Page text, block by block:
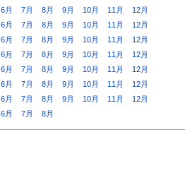
6月 7月 8月 9月 10月 11月
12月
6月 7月 8月 9月 10月 11月
12月
6月 7月 8月 9月 10月 11月
12月
6月 7月 8月 9月 10月 11月
12月
6月 7月 8月 9月 10月 11月
12月
6月 7月 8月 9月 10月 11月
12月
6月 7月 8月 9月 10月 11月
12月
6月 7月 8月